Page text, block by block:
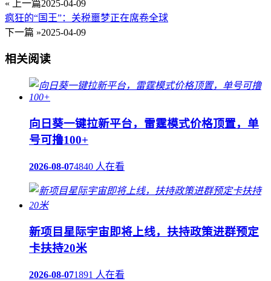
« 上一篇2025-04-09
疯狂的“国王”：关税噩梦正在席卷全球
下一篇 »2025-04-09
相关阅读
向日葵一键拉新平台，雷霆模式价格顶置，单
号可撸100+
2026-08-074840 人在看
新项目星际宇宙即将上线，扶持政策进群预定
卡扶持20米
2026-08-071891 人在看